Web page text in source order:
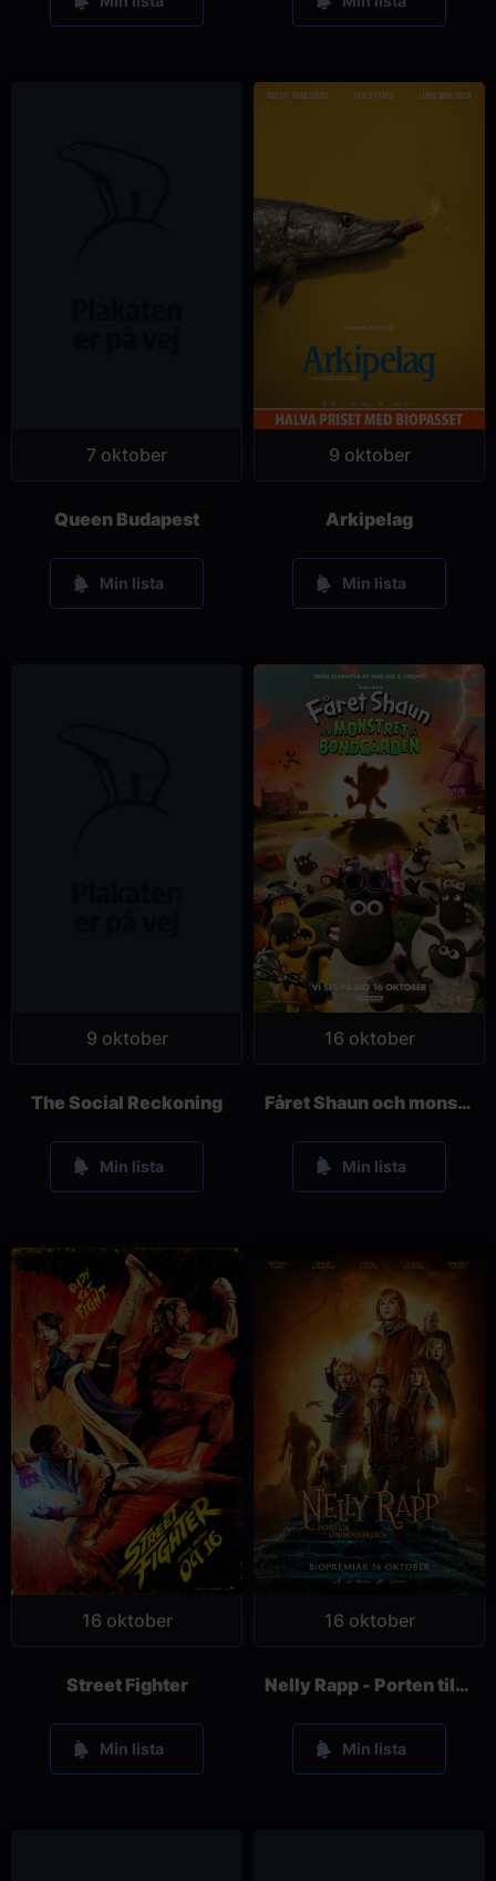
7 oktober
Queen Budapest
Min lista
9 oktober
Arkipelag
Min lista
9 oktober
The Social Reckoning
Min lista
16 oktober
Fåret Shaun och monstret på bondgården
Min lista
16 oktober
Street Fighter
Min lista
16 oktober
Nelly Rapp - Porten till underjorden
Min lista